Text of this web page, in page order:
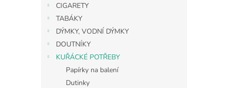
CIGARETY
TABÁKY
DÝMKY, VODNÍ DÝMKY
DOUTNÍKY
KUŘÁCKÉ POTŘEBY
Papírky na balení
Dutinky